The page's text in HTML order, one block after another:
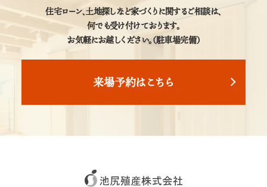
住宅ローン、土地探しなど家づくりに関するご相談は、
何でも受け付けております。
お気軽にお越しください。（駐車場完備）
来場予約はこちら